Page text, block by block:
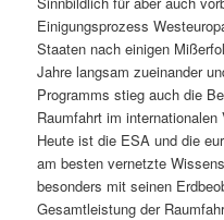
l
t
s
p
r
h
a
l
t
s
Einigungsprozess
Staaten nach einigen
Jahre langsam zueinander
Programms stieg auch die
Raumfahrt im
Heute ist die ESA und die
am besten vernetzte
besonders mit seinen
Gesamtleistung der